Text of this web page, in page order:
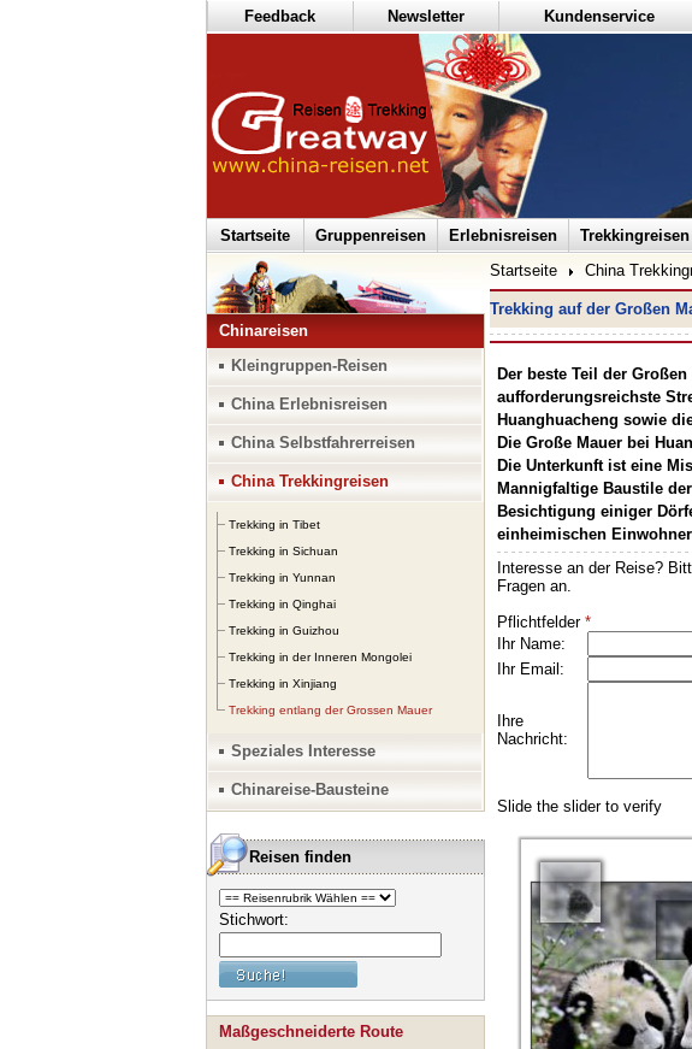
Feedback Newsletter Kundenservice
Startseite Gruppenreisen Erlebnisreisen Trekkingreisen
Chinareisen
Kleingruppen-Reisen
China Erlebnisreisen
China Selbstfahrerreisen
China Trekkingreisen
Trekking in Tibet
Trekking in Sichuan
Trekking in Yunnan
Trekking in Qinghai
Trekking in Guizhou
Trekking in der Inneren Mongolei
Trekking in Xinjiang
Trekking entlang der Grossen Mauer
Speziales Interesse
Chinareise-Bausteine
Reisen finden
Stichwort:
Maßgeschneiderte Route
Startseite China
Trekking auf der Großen
Der beste Teil der
aufforderungsreichste
Huanghuacheng sowie
Die Große Mauer bei
Die Unterkunft ist eine
Mannigfaltige Baustile
Besichtigung einiger
einheimischen Einwohner